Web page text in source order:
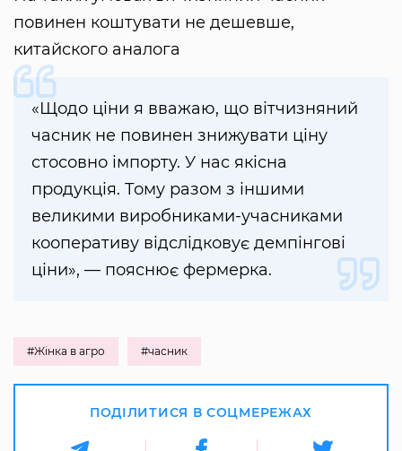
повинен коштувати не дешевше,
китайского аналога
«Щодо ціни я вважаю, що вітчизняний
часник не повинен знижувати ціну
стосовно імпорту. У нас якісна
продукція. Тому разом з іншими
великими виробниками-учасниками
кооперативу відслідковує демпінгові
ціни», — пояснює фермерка.
#Жінка в агро #часник
ПОДІЛИТИСЯ В СОЦМЕРЕЖАХ